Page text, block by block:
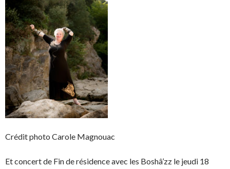
Crédit photo Carole Magnouac
Et concert de Fin de résidence avec les Boshâ’zz le jeudi 18